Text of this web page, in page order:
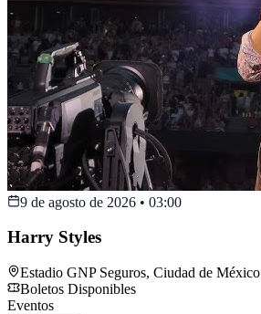
9 de agosto de 2026 • 03:00
Harry Styles
Estadio GNP Seguros, Ciudad de México
Boletos Disponibles
Eventos